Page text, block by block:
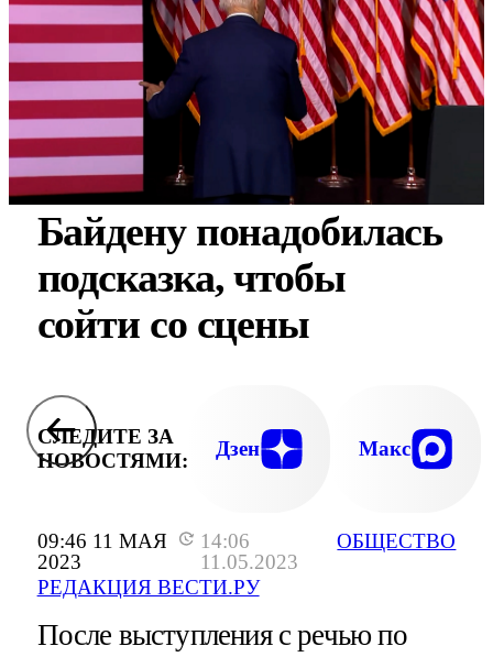
09:46 11 МАЯ
2023
14:06
11.05.2023
РЕДАКЦИЯ ВЕСТИ.РУ
ОБЩЕСТВО
Байдену понадобилась
подсказка, чтобы
сойти со сцены
СЛЕДИТЕ ЗА
НОВОСТЯМИ:
Дзен Макс
После выступления с речью по